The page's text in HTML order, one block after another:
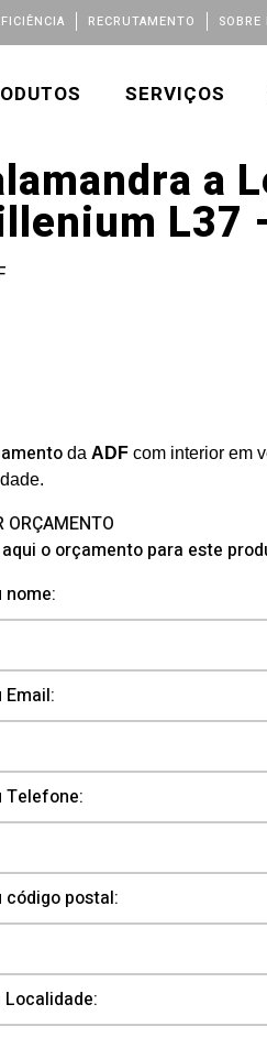
RECRUTAMENTO SOBRE
SERVIÇOS
a
L37
daADF com interior em
ORÇAMENTO
o orçamento para este
nome:
Email:
Telefone:
código postal:
Localidade: